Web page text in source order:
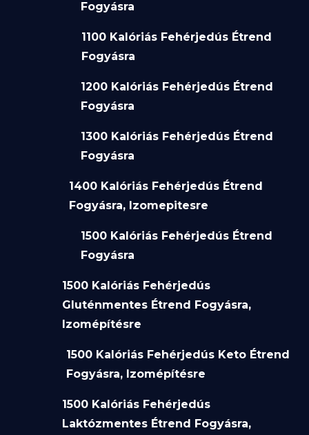
Fogyásra
1100 Kalóriás Fehérjedús Étrend
Fogyásra
1200 Kalóriás Fehérjedús Étrend
Fogyásra
1300 Kalóriás Fehérjedús Étrend
Fogyásra
1400 Kalóriás Fehérjedús Étrend
Fogyásra, Izomepitesre
1500 Kalóriás Fehérjedús Étrend
Fogyásra
1500 Kalóriás Fehérjedús
Gluténmentes Étrend Fogyásra,
Izomépítésre
1500 Kalóriás Fehérjedús Keto Étrend
Fogyásra, Izomépítésre
1500 Kalóriás Fehérjedús
Laktózmentes Étrend Fogyásra,